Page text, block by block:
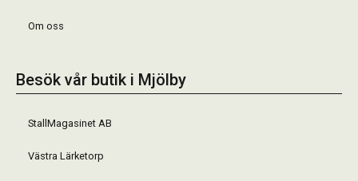
Om oss
Besök vår butik i Mjölby
StallMagasinet AB
Västra Lärketorp